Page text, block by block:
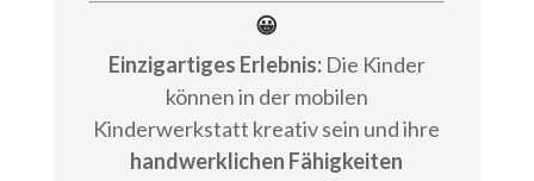
😀
Einzigartiges Erlebnis:Die Kinder
können in der mobilen
Kinderwerkstatt kreativ sein und ihre
handwerklichen Fähigkeiten